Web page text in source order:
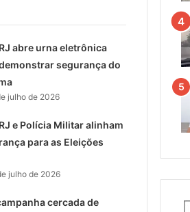
abre urna eletrônica
segurança do
julho de 2026
e Polícia Militar alinham
para as Eleições
julho de 2026
cercada de